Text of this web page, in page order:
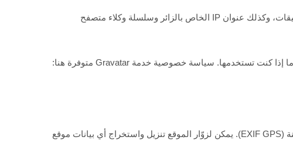
، نجمع البيانات الموضحة في نموذج التعليقات، وكذلك عنوان IP الخاص بالزائر وسلسلة وكلاء متصفح
قد يتم توفير سلسلة مجهولة المصدر تم إنشاؤها من عنوان بريدك الإلكتروني (وتسمى أيضًا hash) إلى خدمة Gravatar لمعرفة ما إذا كنت تستخدمها. سياسة خصوصية خدمة Gravatar متوفرة هنا:
، يجب تجنب تحميل الصور مع بيانات الموقع المضمنة (EXIF GPS). يمكن لزوّار الموقع تنزيل واستخراج أي بيانات موقع